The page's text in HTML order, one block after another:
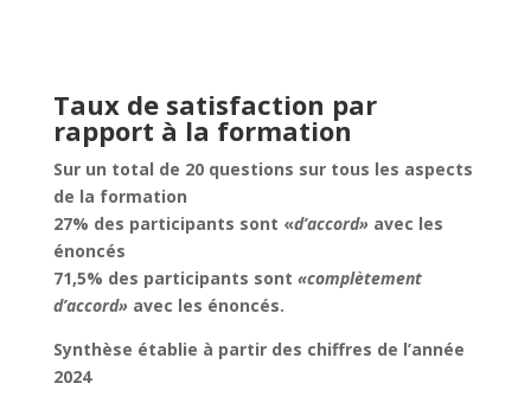
Taux de satisfaction par
rapport à la formation
Sur un total de 20 questions sur tous les aspects
de la formation
27% des participants sont «d’accord»avec les
énoncés
71,5% des participants sont «complètement
d’accord»avec les énoncés.
Synthèse établie à partir des chiffres de l’année
2024